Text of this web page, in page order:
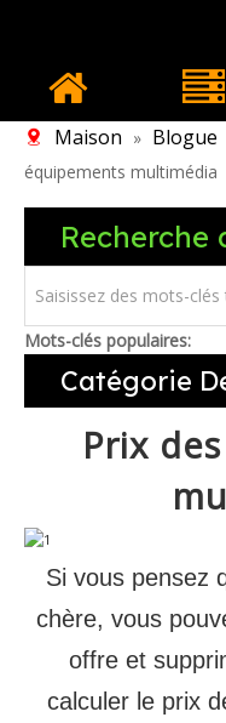
Maison » Blogue
équipements multimédia
Recherche
Mots-clés populaires:
Catégorie
Prix
Si vous pensez
chère, vous
offre et
calculer le prix